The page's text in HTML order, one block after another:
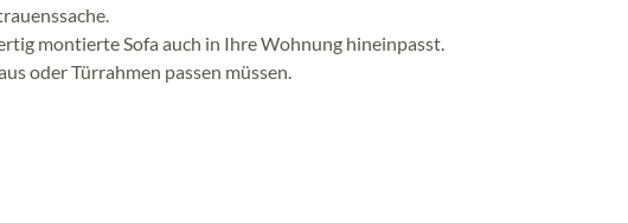
montierte Sofa auch in Ihre Wohnung hineinpasst.
oder Türrahmen passen müssen.